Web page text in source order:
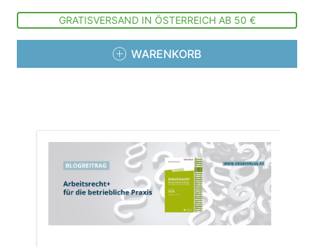
GRATISVERSAND IN ÖSTERREICH AB 50 €
WARENKORB